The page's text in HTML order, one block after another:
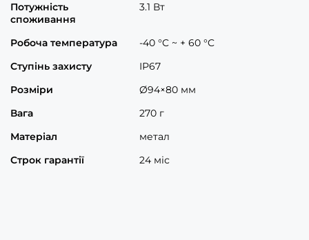
Потужність
споживання
3.1 Вт
Робоча температура
-40 °C ~ + 60 °C
Ступінь захисту
ІР67
Розміри
Ø94×80 мм
Вага
270 г
Матеріал
метал
Строк гарантії
24 міс